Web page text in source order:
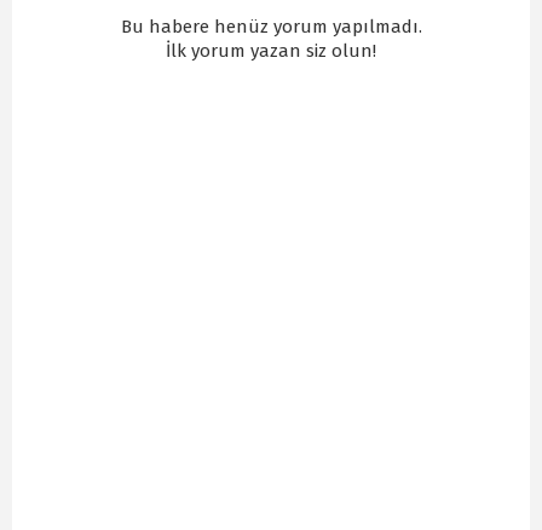
Bu habere henüz yorum yapılmadı.
İlk yorum yazan siz olun!